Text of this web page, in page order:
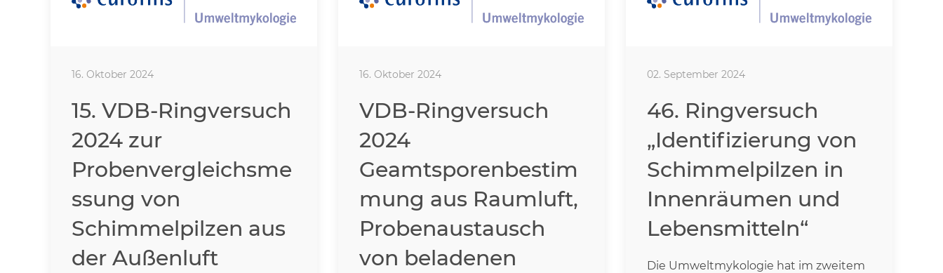
16. Oktober 2024
15. VDB-Ringversuch
2024 zur
Probenvergleichsme
ssung von
Schimmelpilzen aus
der Außenluft
16. Oktober 2024
VDB-Ringversuch
2024
Geamtsporenbestim
mung aus Raumluft,
Probenaustausch
von beladenen
02. September 2024
46. Ringversuch
„Identifizierung von
Schimmelpilzen in
Innenräumen und
Lebensmitteln“
Die Umweltmykologie hat im zweitem